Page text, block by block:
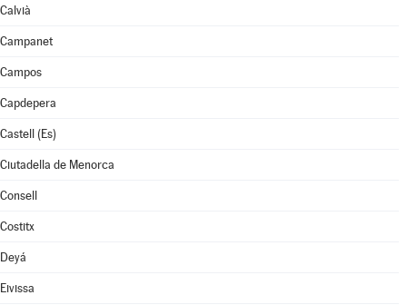
Calvià
Campanet
Campos
Capdepera
Castell (Es)
Ciutadella de Menorca
Consell
Costitx
Deyá
Eivissa